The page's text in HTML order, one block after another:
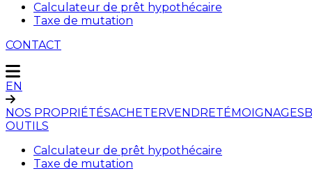
Calculateur de prêt hypothécaire
Taxe de mutation
CONTACT
EN
NOS PROPRIÉTÉSACHETERVENDRETÉMOIGNAGES
OUTILS
Calculateur de prêt hypothécaire
Taxe de mutation